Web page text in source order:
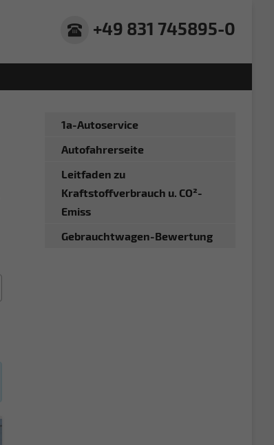
+49 831 745895-0
1a-Autoservice
Autofahrerseite
Leitfaden zu
Kraftstoffverbrauch u. CO²-
Emiss
Gebrauchtwagen-Bewertung